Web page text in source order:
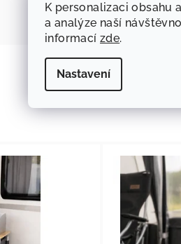
K personalizaci obsahu
a analýze naší
informacízde.
Nastavení